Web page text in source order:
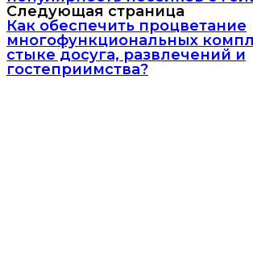
Следующая страница
Как обеспечить процветание
многофункциональных
стыке досуга, развлечений и
гостеприимства?